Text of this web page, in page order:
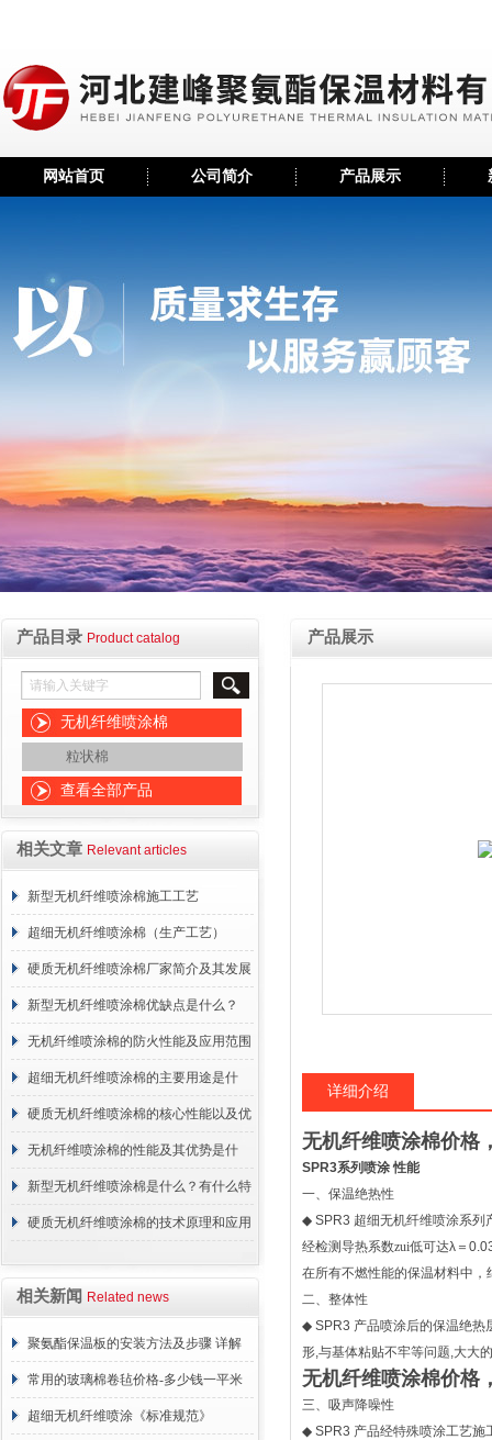
网站首页 公司简介 产品展示
产品目录 Product catalog
无机纤维喷涂棉
粒状棉
查看全部产品
相关文章 Relevant articles
新型无机纤维喷涂棉施工工艺
超细无机纤维喷涂棉（生产工艺）
硬质无机纤维喷涂棉厂家简介及其发展
概述
新型无机纤维喷涂棉优缺点是什么？
无机纤维喷涂棉的防火性能及应用范围
超细无机纤维喷涂棉的主要用途是什
么？
硬质无机纤维喷涂棉的核心性能以及优
点介绍
无机纤维喷涂棉的性能及其优势是什
么？
新型无机纤维喷涂棉是什么？有什么特
点？
硬质无机纤维喷涂棉的技术原理和应用
相关新闻 Related news
聚氨酯保温板的安装方法及步骤 详解
常用的玻璃棉卷毡价格-多少钱一平米
超细无机纤维喷涂《标准规范》
产品展示
详细介绍
无机纤维喷涂棉价格
SPR3系列喷涂 性能
一、保温绝热性
◆ SPR3 超细无机纤维喷涂系列
经检测导热系数zui低可达λ ＝
在所有不燃性能的保温材料中，
二、整体性
◆ SPR3 产品喷涂后的保温绝热
形,与基体粘贴不牢等问题,大大
无机纤维喷涂棉价格
三、吸声降噪性
◆ SPR3 产品经特殊喷涂工艺施